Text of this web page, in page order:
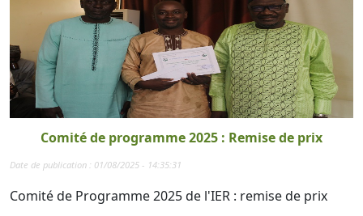
Comité de programme 2025 : Remise de prix
Date de publication : 01/08/2025 - 14:35:31
Comité de Programme 2025 de l'IER : remise de prix